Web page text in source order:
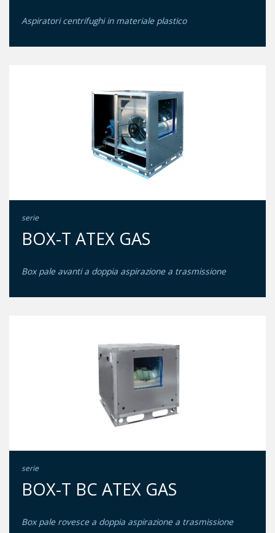
Aspiratori centrifughi in materiale plastico
serie
BOX-T ATEX GAS
Box pale avanti a doppia aspirazione a trasmissione
serie
BOX-T BC ATEX GAS
Box pale rovesce a doppia aspirazione a trasmissione